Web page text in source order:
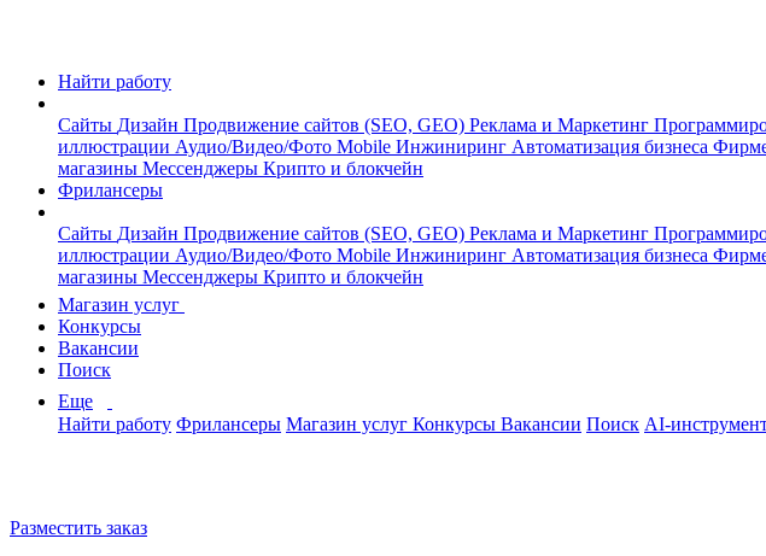
Найти работу
Сайты Дизайн Продвижение сайтов (SEO, GEO) Реклама и Маркетинг
иллюстрации Аудио/Видео/Фото Mobile Инжиниринг Автоматизация бизнеса
магазины Мессенджеры Крипто и блокчейн
Фрилансеры
Сайты Дизайн Продвижение сайтов (SEO, GEO) Реклама и Маркетинг
иллюстрации Аудио/Видео/Фото Mobile Инжиниринг Автоматизация бизнеса
магазины Мессенджеры Крипто и блокчейн
Магазин услуг
Конкурсы
Вакансии
Поиск
Еще
Найти работу Фрилансеры Магазин услуг Конкурсы Вакансии Поиск AI-
Разместить заказ